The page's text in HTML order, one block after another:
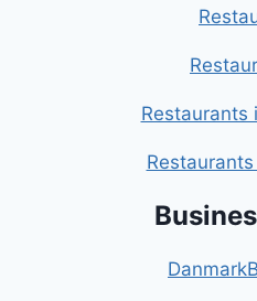
Restaurants